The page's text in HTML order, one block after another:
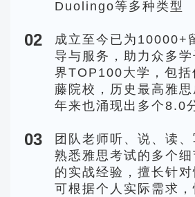
Duolingo等多种类型
02
成立至今已为10000+
导与服务，助力众多
界TOP100大学，包括
藤院校，历史最高雅
年来也涌现出多个8.0
03
团队老师听、说、读、
熟悉雅思考试的多个
的实战经验，擅长针对
可根据个人实际需求